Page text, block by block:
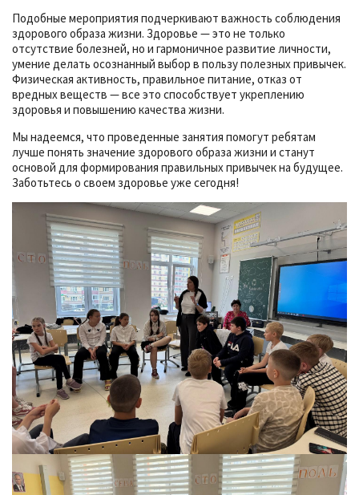
Подобные мероприятия подчеркивают важность соблюдения
здорового образа жизни. Здоровье — это не только
отсутствие болезней, но и гармоничное развитие личности,
умение делать осознанный выбор в пользу полезных привычек.
Физическая активность, правильное питание, отказ от
вредных веществ — все это способствует укреплению
здоровья и повышению качества жизни.
Мы надеемся, что проведенные занятия помогут ребятам
лучше понять значение здорового образа жизни и станут
основой для формирования правильных привычек на будущее.
Заботьтесь о своем здоровье уже сегодня!